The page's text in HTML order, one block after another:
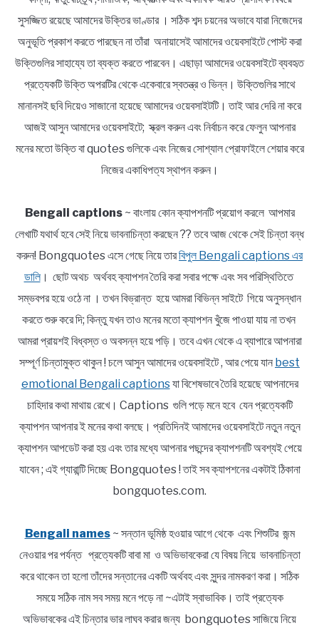
সুসজ্জিত রয়েছে আমাদের উক্তির ভাণ্ডার । সঠিক শব্দ চয়নের অভাবে যারা নিজেদের
অনুভূতি প্রকাশ করতে পারছেন না তাঁরা অনায়াসেই আমাদের ওয়েবসাইটে পোস্ট করা
উক্তিগুলির সাহায্যে তা ব্যক্ত করতে পারবেন। এছাড়া আমাদের ওয়েবসাইটে ব্যবহৃত
প্রত্যেকটি উক্তি অপরটির থেকে একেবারে স্বতন্ত্র ও ভিন্ন। উক্তিগুলির সাথে
মানানসই ছবি দিয়েও সাজানো হয়েছে আমাদের ওয়েবসাইটটি। তাই আর দেরি না করে
আজই আসুন আমাদের ওয়েবসাইটে; স্ক্রল করুন এবং নির্বাচন করে ফেলুন আপনার
মনের মতো উক্তি বা quotes গুলিকে এবং নিজের সোশ্যাল প্রোফাইলে শেয়ার করে
নিজের একাধিপত্য স্থাপন করুন।
Bengali captions~ বাংলায় কোন ক্যাপশনটি প্রয়োগ করলে আপমার
লেখাটি যথার্থ হবে সেই নিয়ে ভাবনাচিন্তা করছেন ?? তবে আজ থেকে সেই চিন্তা বন্ধ
করুন! Bongquotes এসে গেছে নিয়ে তারবিপুল Bengali captions এর
ডালি। ছোট অথচ অর্থবহ ক্যাপশন তৈরি করা সবার পক্ষে এবং সব পরিস্থিতিতে
সম্ভবপর হয়ে ওঠে না । তখন বিভ্রান্ত হয়ে আমরা বিভিন্ন সাইটে গিয়ে অনুসন্ধান
করতে শুরু করে দি; কিন্তু যখন তাও মনের মতো ক্যাপশন খুঁজে পাওয়া যায় না তখন
আমরা প্রায়শই বিধ্বস্ত ও অবসন্ন হয়ে পড়ি। তবে এখন থেকে এ ব্যাপারে আপনারা
সম্পূর্ণ চিন্তামুক্ত থাকুন ! চলে আসুন আমাদের ওয়েবসাইটে , আর পেয়ে যান best
emotional Bengali captionsযা বিশেষভাবে তৈরি হয়েছে আপনাদের
চাহিদার কথা মাথায় রেখে। Captions গুলি পড়ে মনে হবে যেন প্রত্যেকটি
ক্যাপশন আপনার ই মনের কথা বলছে। প্রতিদিনই আমাদের ওয়েবসাইটে নতুন নতুন
ক্যাপশন আপডেট করা হয় এবং তার মধ্যে আপনার পছন্দের ক্যাপশনটি অবশ্যই পেয়ে
যাবেন ; এই গ্যারান্টি দিচ্ছে Bongquotes ! তাই সব ক্যাপশনের একটাই ঠিকানা
bongquotes.com.
Bengali names~ সন্তান ভূমিষ্ঠ হওয়ার আগে থেকে এবং শিশুটির জন্ম
নেওয়ার পর পর্যন্ত প্রত্যেকটি বাবা মা ও অভিভাবকেরা যে বিষয় নিয়ে ভাবনাচিন্তা
করে থাকেন তা হলো তাঁদের সন্তানের একটি অর্থবহ এবং সুন্দর নামকরণ করা। সঠিক
সময়ে সঠিক নাম সব সময় মনে পড়ে না ~এটাই স্বাভাবিক। তাই প্রত্যেক
অভিভাবকের এই চিন্তার ভার লাঘব করার জন্য bongquotes সাজিয়ে নিয়ে